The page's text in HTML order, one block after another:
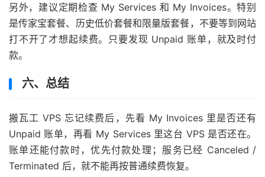
另外，建议定期检查 My Services 和 My Invoices。特别
是传家宝套餐、历史低价套餐和限量版套餐，不要等到网站
打不开了才想起续费。只要发现 Unpaid 账单，就及时付
款。
六、总结
搬瓦工 VPS 忘记续费后，先看 My Invoices 里是否还有
Unpaid 账单，再看 My Services 里这台 VPS 是否还在。
账单还能付款时，优先付款处理；服务已经 Canceled /
Terminated 后，就不能再按普通续费恢复。